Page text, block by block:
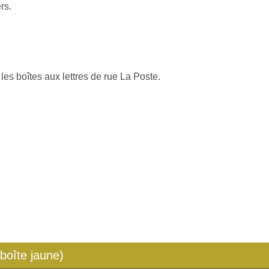
boîtes aux lettres de rue La Poste.
jaune)